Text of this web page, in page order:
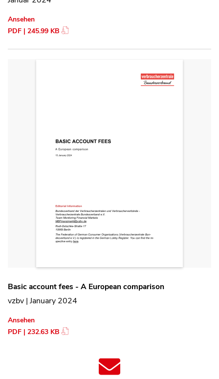
Ansehen
PDF | 245.99 KB
Basic account fees - A European comparison
vzbv | January 2024
Ansehen
PDF | 232.63 KB